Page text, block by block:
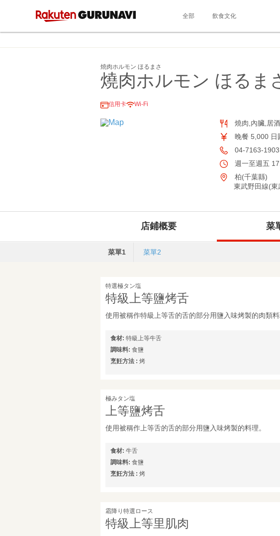
全部 飲食文化
焼肉ホルモン ほるまさ
燒肉ホルモン ほるま
信用卡 Wi-Fi
燒肉,內臟,居
晚餐 5,000 日
04-7163-
週一至週五
柏(千葉縣)
東武野田線(
店鋪概要 菜
菜單1 菜單2
特選極タン塩
特級上等鹽烤舌
使用被稱作特級上等舌的舌的部分用鹽入味烤製的肉類料
食材: 特級上等牛舌
調味料: 食鹽
烹飪方法 : 烤
極みタン塩
上等鹽烤舌
使用被稱作上等舌的舌的部分用鹽入味烤製的料理。
食材: 牛舌
調味料: 食鹽
烹飪方法 : 烤
霜降り特選ロース
特級上等里肌肉